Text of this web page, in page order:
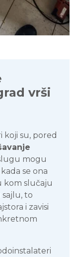
vrši
koji su, pored
mogu
se ona
kom slučaju
to
i zavisi